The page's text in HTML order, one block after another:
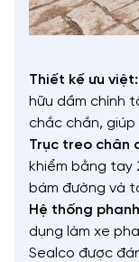
Thiết kế ưu việt:
hữu dầm chính
chắc chắn,
Trục treo chân
khiểm bằng tay
bám đường và
Hệ thống
dụng làm xe
Sealco được